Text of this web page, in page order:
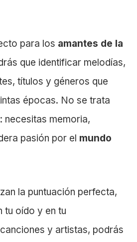
para los amantes de la
que identificar melodías,
títulos y géneros que
épocas. No se trata
necesitas memoria,
pasión por el mundo
la puntuación perfecta,
tu oído y en tu
y artistas, podrás